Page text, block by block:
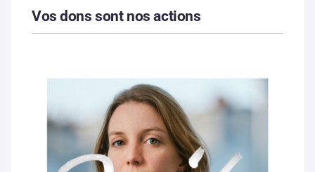
Vos dons sont nos actions